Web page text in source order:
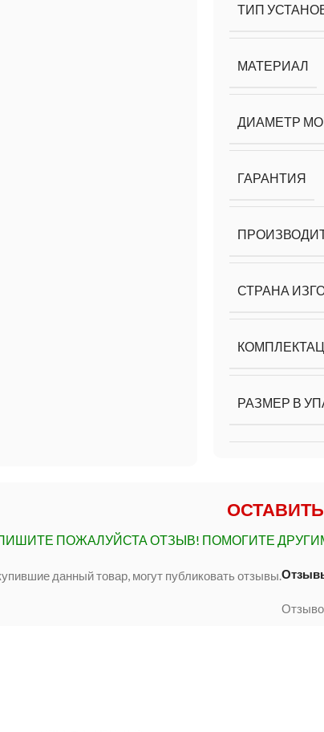
ТИП
МАТЕРИАЛ
ДИАМЕТР
ГАРАНТИЯ
СТРАНА
РАЗМЕР В
ПОЖАЛУЙСТА ОТЗЫВ! ПОМОГИТЕ
данный товар, могут публиковать отзывы.